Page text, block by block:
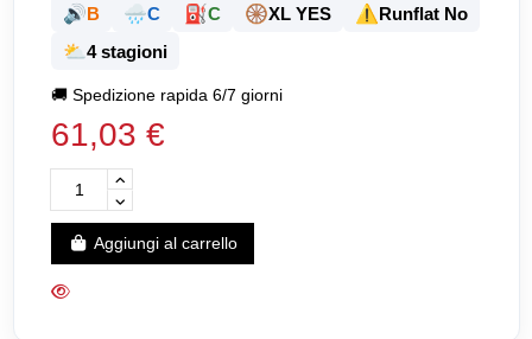
🔊B 🌧️C ⛽C 🛞XL YES ⚠️Runflat No
⛅4 stagioni
🚚Spedizione rapida 6/7 giorni
61,03 €
Aggiungi al carrello